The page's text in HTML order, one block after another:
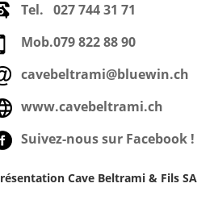
Tel. 027 744 31 71
Mob.079 822 88 90
cavebeltrami@bluewin.ch
www.cavebeltrami.ch
Suivez-nous sur Facebook !
Cave Beltrami & Fils SA